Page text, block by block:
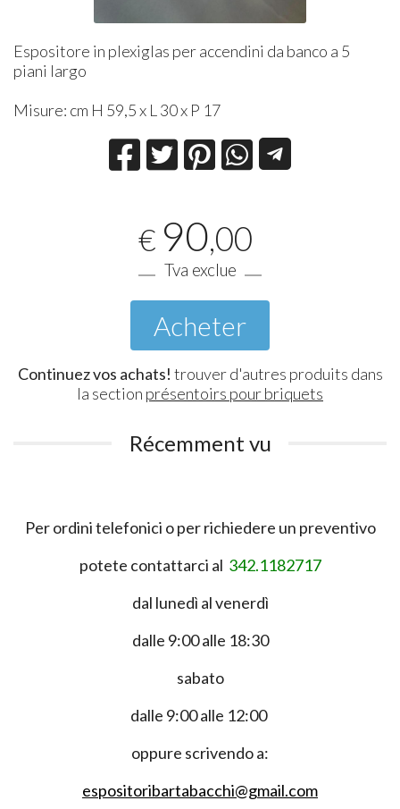
Espositore in plexiglas per accendini da banco a 5
piani largo
Misure: cm H 59,5 x L 30 x P 17
€ 90,00
Tva exclue
Acheter
Continuez vos achats! trouver d'autres produits dans
la section présentoirs pour briquets
Récemment vu
Per ordini telefonici o per richiedere un preventivo
potete contattarci al 342.1182717
dal lunedì al venerdì
dalle 9:00 alle 18:30
sabato
dalle 9:00 alle 12:00
oppure scrivendo a:
espositoribartabacchi@gmail.com